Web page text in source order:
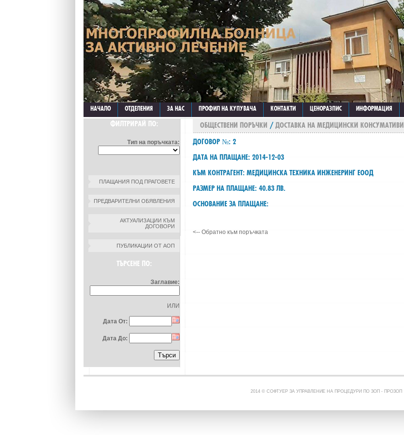
НАЧАЛО ОТДЕЛЕНИЯ ЗА НАС ПРОФИЛ НА КУПУВАЧА КОНТАКТИ ЦЕНОРАЗПИС ИНФОРМАЦИЯ
ФИЛТРИРАЙ ПО:
Тип на поръчката:
ПЛАЩАНИЯ ПОД ПРАГОВЕТЕ
ПРЕДВАРИТЕЛНИ ОБЯВЛЕНИЯ
АКТУАЛИЗАЦИИ КЪМ
ДОГОВОРИ
ПУБЛИКАЦИИ ОТ АОП
ТЪРСЕНЕ ПО:
Заглавие:
ИЛИ
Дата От:
Дата До:
ОБЩЕСТВЕНИ ПОРЪЧКИ / ДОСТАВКА НА МЕДИЦИНСКИ КОНСУМАТИВИ
ДОГОВОР №: 2
ДАТА НА ПЛАЩАНЕ: 2014-12-03
КЪМ КОНТРАГЕНТ: МЕДИЦИНСКА ТЕХНИКА ИНЖЕНЕРИНГ ЕООД
РАЗМЕР НА ПЛАЩАНЕ: 40.83 ЛВ.
ОСНОВАНИЕ ЗА ПЛАЩАНЕ:
<-- Обратно към поръчката
2014 © СОФТУЕР ЗА УПРАВЛЕНИЕ НА ПРОЦЕДУРИ ПО ЗОП - ПРОЗОП